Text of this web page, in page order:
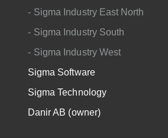
Sigma Industry East North
Sigma Industry South
Sigma Industry West
Sigma Software
Sigma Technology
Danir AB (owner)